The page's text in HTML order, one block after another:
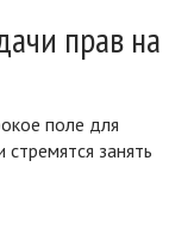
прав на
поле для
занять